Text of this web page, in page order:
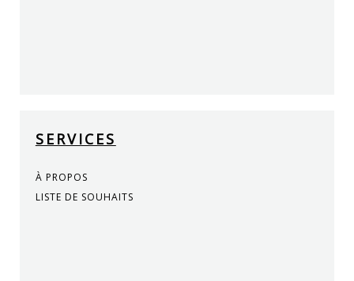
SERVICES
À PROPOS
LISTE DE SOUHAITS